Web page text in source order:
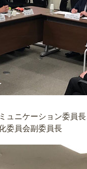
ーション委員長、
委員長